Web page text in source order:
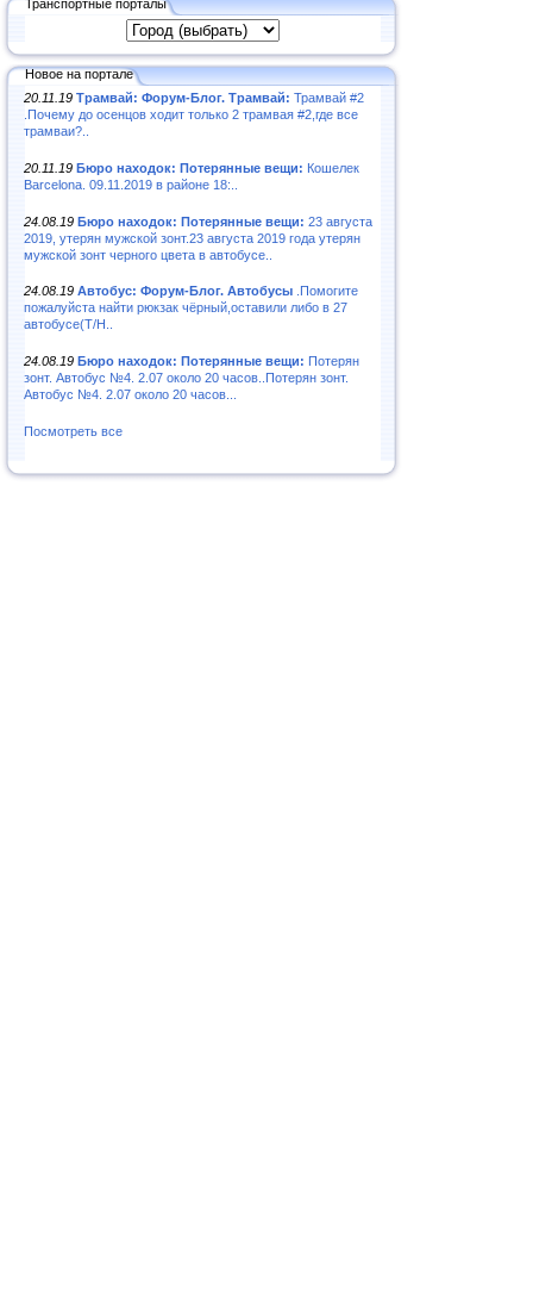
Транспортные порталы
Новое на портале
20.11.19 Трамвай: Форум-Блог. Трамвай: Трамвай #2
.Почему до осенцов ходит только 2 трамвая #2,где все
трамваи?..
20.11.19 Бюро находок: Потерянные вещи: Кошелек
Barcelona. 09.11.2019 в районе 18:..
24.08.19 Бюро находок: Потерянные вещи: 23 августа
2019, утерян мужской зонт.23 августа 2019 года утерян
мужской зонт черного цвета в автобусе..
24.08.19 Автобус: Форум-Блог. Автобусы .Помогите
пожалуйста найти рюкзак чёрный,оставили либо в 27
автобусе(Т/Н..
24.08.19 Бюро находок: Потерянные вещи: Потерян
зонт. Автобус №4. 2.07 около 20 часов..Потерян зонт.
Автобус №4. 2.07 около 20 часов...
Посмотреть все